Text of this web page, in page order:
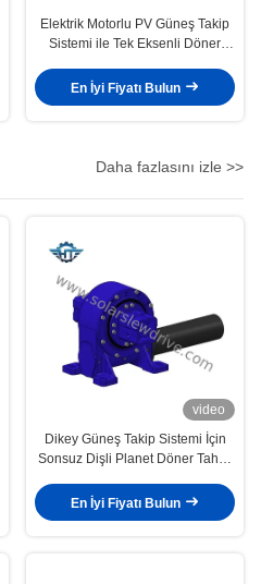
Elektrik Motorlu PV Güneş Takip
Sistemi ile Tek Eksenli Döner
En İyi Fiyatı Bulun
Daha fazlasını izle >>
video
Dikey Güneş Takip Sistemi İçin
Sonsuz Dişli Planet Döner Tahrik
En İyi Fiyatı Bulun